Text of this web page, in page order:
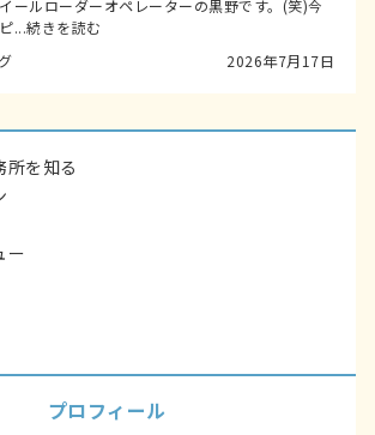
ールローダーオペレーターの黒野です。(笑)今
...続きを読む
2026年7月17日
所を知る
ー
プロフィール